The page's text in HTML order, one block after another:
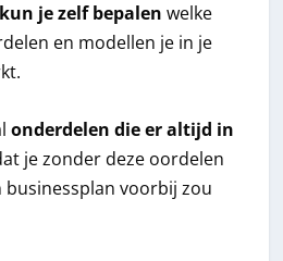
je zelf bepalenwelke
en modellen je in je
onderdelen die er altijd in
je zonder deze oordelen
businessplan voorbij zou